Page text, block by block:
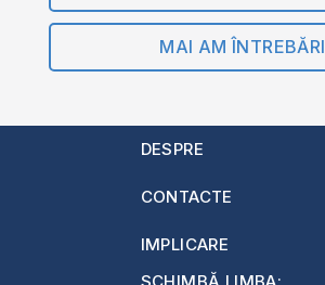
MAI AM ÎNTREBĂRI
DESPRE
CONTACTE
IMPLICARE